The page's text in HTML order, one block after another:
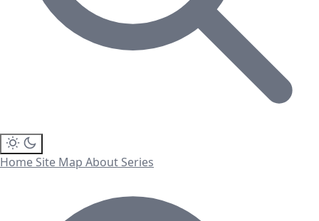
Home Site Map About Series